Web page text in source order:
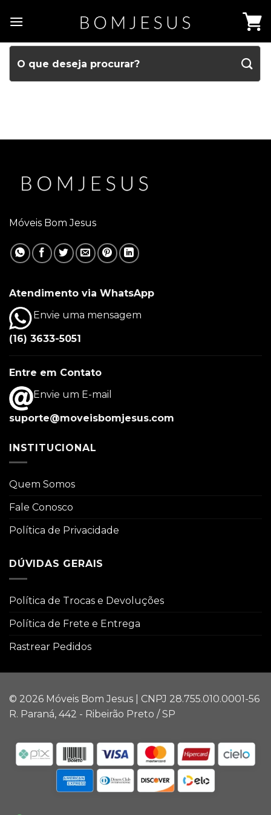
Móveis Bom Jesus
Atendimento via WhatsApp
Envie uma mensagem
(16) 3633-5051
Entre em Contato
Envie um E-mail
suporte@moveisbomjesus.com
INSTITUCIONAL
Quem Somos
Fale Conosco
Política de Privacidade
DÚVIDAS GERAIS
Política de Trocas e Devoluções
Política de Frete e Entrega
Rastrear Pedidos
© 2026 Móveis Bom Jesus | CNPJ 28.755.010.0001-56
R. Paraná, 442 - Ribeirão Preto / SP